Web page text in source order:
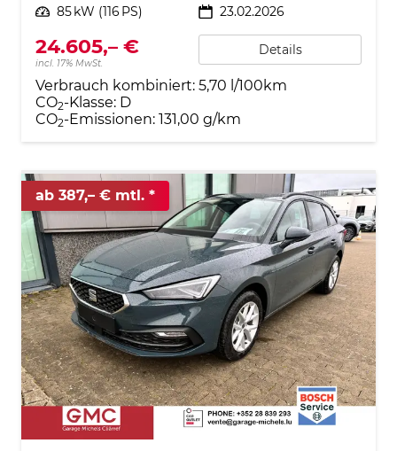
Leistung 85 kW (116 PS) 23.02.2026
24.605,– €
incl. 17% MwSt.
Details
Verbrauch kombiniert: 5,70 l/100km
CO2-Klasse: D
CO2-Emissionen: 131,00 g/km
ab 387,– € mtl.